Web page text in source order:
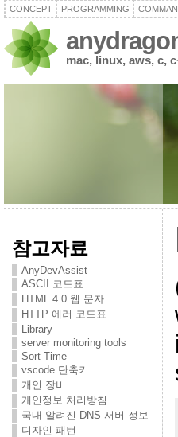
CONCEPT PROGRAMMING
mac, linux, aws, c,
참고자료
AnyDevAssist
ASCII 코드표
HTML 4.0 웹 문자
HTTP 에러 코드표
Library
server monitoring tools
Sort Time
vscode 단축키
개인 장비
개인정보 처리방침
국내 알려진 DNS 서버 정보
디자인 패턴